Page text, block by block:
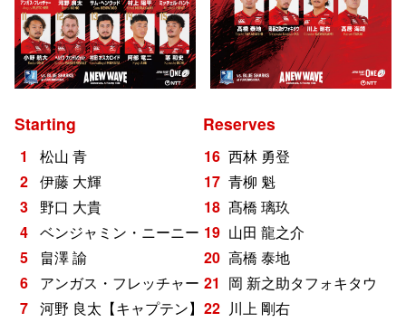
Starting
松山 青
伊藤 大輝
野口 大貴
ベンジャミン・ニーニー
畠澤 諭
アンガス・フレッチャー
河野 良太【キャプテン】
Reserves
16 西林 勇登
17 青柳 魁
18 髙橋 璃玖
19 山田 龍之介
20 高橋 泰地
21 岡 新之助タフォキタウ
22 川上 剛右